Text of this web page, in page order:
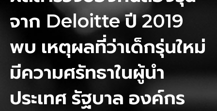
จาก Deloitte ปี 2019
พบ เหตุผลที่ว่าเด็กรุ่นใหม่
มีความศรัทธาในผู้นำ
ประเทศ รัฐบาล องค์กร